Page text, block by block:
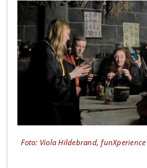
Foto: Viola Hildebrand,